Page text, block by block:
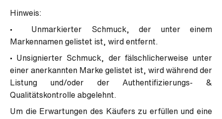
Hinweis:
• Unmarkierter Schmuck, der unter einem
Markennamen gelistet ist, wird entfernt.
• Unsignierter Schmuck, der fälschlicherweise unter
einer anerkannten Marke gelistet ist, wird während der
Listung und/oder der Authentifizierungs- &
Qualitätskontrolle abgelehnt.
Um die Erwartungen des Käufers zu erfüllen und eine